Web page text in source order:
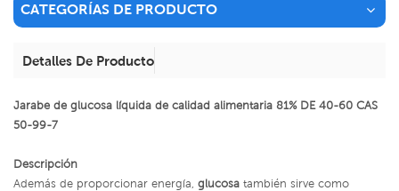
CATEGORÍAS DE PRODUCTO
Detalles De Producto
Jarabe de glucosa líquida de calidad alimentaria 81% DE 40-60 CAS
50-99-7
Descripción
Además de proporcionar energía, glucosa también sirve como